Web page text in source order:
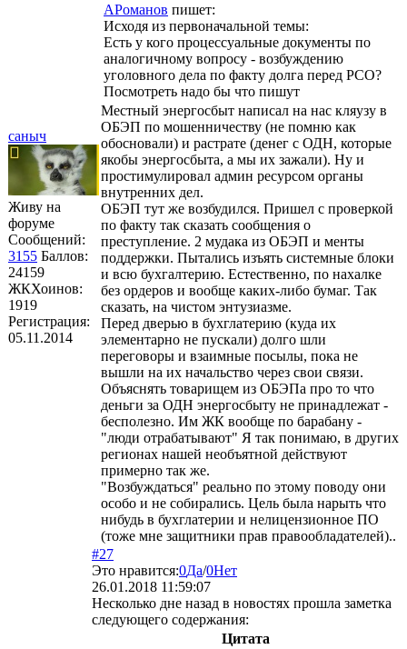
саныч
Живу на
форуме
Сообщений:
3155 Баллов:
24159
ЖКХоинов:
1919
Регистрация:
05.11.2014
АРоманов пишет:
Исходя из первоначальной темы:
Есть у кого процессуальные документы по
аналогичному вопросу - возбуждению
уголовного дела по факту долга перед РСО?
Посмотреть надо бы что пишут
Местный энергосбыт написал на нас кляузу в
ОБЭП по мошенничеству (не помню как
обосновали) и растрате (денег с ОДН, которые
якобы энергосбыта, а мы их зажали). Ну и
простимулировал админ ресурсом органы
внутренних дел.
ОБЭП тут же возбудился. Пришел с проверкой
по факту так сказать сообщения о
преступление. 2 мудака из ОБЭП и менты
поддержки. Пытались изъять системные блоки
и всю бухгалтерию. Естественно, по нахалке
без ордеров и вообще каких-либо бумаг. Так
сказать, на чистом энтузиазме.
Перед дверью в бухглатерию (куда их
элементарно не пускали) долго шли
переговоры и взаимные посылы, пока не
вышли на их начальство через свои связи.
Объяснять товарищем из ОБЭПа про то что
деньги за ОДН энергосбыту не принадлежат -
бесполезно. Им ЖК вообще по барабану -
"люди отрабатывают" Я так понимаю, в других
регионах нашей необъятной действуют
примерно так же.
"Возбуждаться" реально по этому поводу они
особо и не собирались. Цель была нарыть что
нибудь в бухглатерии и нелицензионное ПО
(тоже мне защитники прав правообладателей)..
#27
Это нравится:0Да/0Нет
26.01.2018 11:59:07
Несколько дне назад в новостях прошла заметка
следующего содержания:
Цитата